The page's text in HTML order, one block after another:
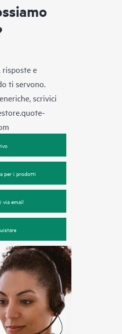
e
ti servono.
scrivici
per i prodotti
via email